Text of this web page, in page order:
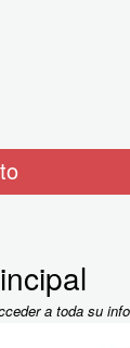
a toda su